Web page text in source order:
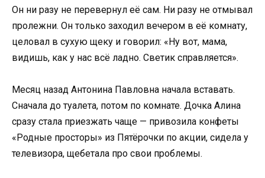
Он ни разу не перевернул её сам. Ни разу не отмывал
пролежни. Он только заходил вечером в её комнату,
целовал в сухую щеку и говорил: «Ну вот, мама,
видишь, как у нас всё ладно. Светик справляется».
Месяц назад Антонина Павловна начала вставать.
Сначала до туалета, потом по комнате. Дочка Алина
сразу стала приезжать чаще — привозила конфеты
«Родные просторы» из Пятёрочки по акции, сидела у
телевизора, щебетала про свои проблемы.